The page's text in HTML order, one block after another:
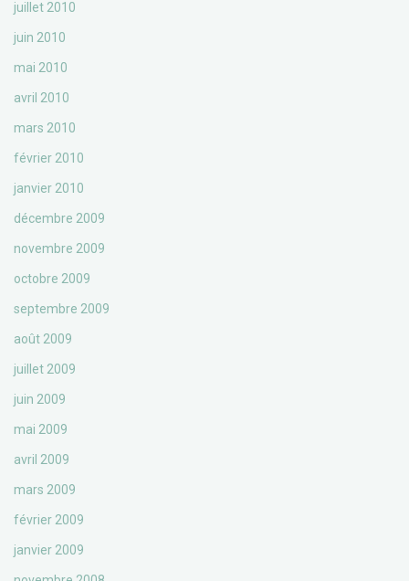
juillet 2010
juin 2010
mai 2010
avril 2010
mars 2010
février 2010
janvier 2010
décembre 2009
novembre 2009
octobre 2009
septembre 2009
août 2009
juillet 2009
juin 2009
mai 2009
avril 2009
mars 2009
février 2009
janvier 2009